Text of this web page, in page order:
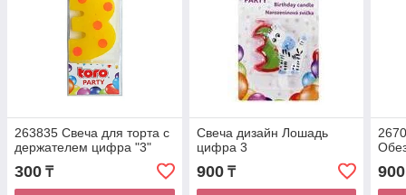
263835 Свеча для торта с
держателем цифра "3"
300 ₸
Свеча дизайн Лошадь
цифра 3
900₸ 900